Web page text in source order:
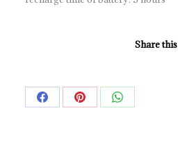
Share this
Share Share Share